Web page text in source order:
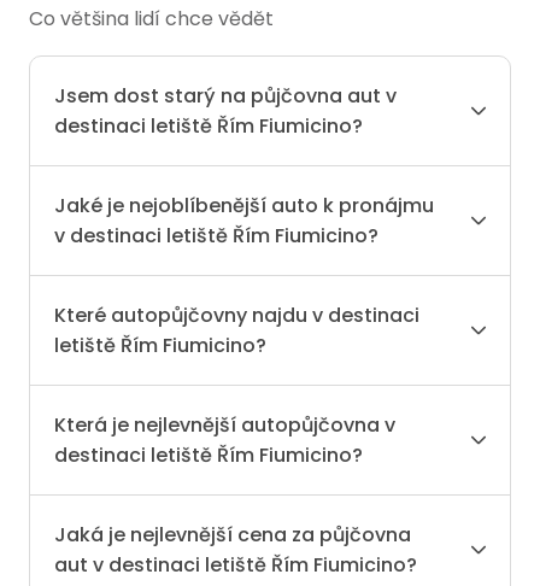
Co většina lidí chce vědět
Jsem dost starý na půjčovna aut v
destinaci letiště Řím Fiumicino?
Jaké je nejoblíbenější auto k pronájmu
v destinaci letiště Řím Fiumicino?
Které autopůjčovny najdu v destinaci
letiště Řím Fiumicino?
Která je nejlevnější autopůjčovna v
destinaci letiště Řím Fiumicino?
Jaká je nejlevnější cena za půjčovna
aut v destinaci letiště Řím Fiumicino?